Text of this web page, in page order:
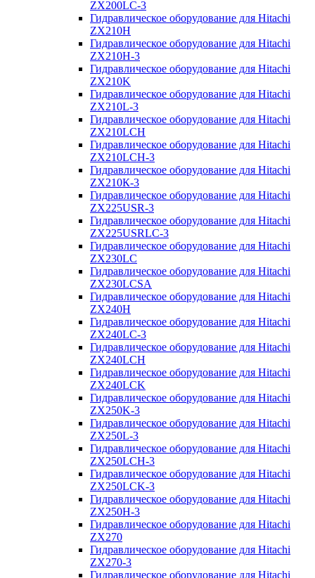
ZX200LC-3
Гидравлическое оборудование для Hitachi
ZX210H
Гидравлическое оборудование для Hitachi
ZX210H-3
Гидравлическое оборудование для Hitachi
ZX210K
Гидравлическое оборудование для Hitachi
ZX210L-3
Гидравлическое оборудование для Hitachi
ZX210LCH
Гидравлическое оборудование для Hitachi
ZX210LCH-3
Гидравлическое оборудование для Hitachi
ZX210К-3
Гидравлическое оборудование для Hitachi
ZX225USR-3
Гидравлическое оборудование для Hitachi
ZX225USRLC-3
Гидравлическое оборудование для Hitachi
ZX230LC
Гидравлическое оборудование для Hitachi
ZX230LCSA
Гидравлическое оборудование для Hitachi
ZX240H
Гидравлическое оборудование для Hitachi
ZX240LC-3
Гидравлическое оборудование для Hitachi
ZX240LCH
Гидравлическое оборудование для Hitachi
ZX240LCK
Гидравлическое оборудование для Hitachi
ZX250K-3
Гидравлическое оборудование для Hitachi
ZX250L-3
Гидравлическое оборудование для Hitachi
ZX250LCH-3
Гидравлическое оборудование для Hitachi
ZX250LCK-3
Гидравлическое оборудование для Hitachi
ZX250Н-3
Гидравлическое оборудование для Hitachi
ZX270
Гидравлическое оборудование для Hitachi
ZX270-3
Гидравлическое оборудование для Hitachi